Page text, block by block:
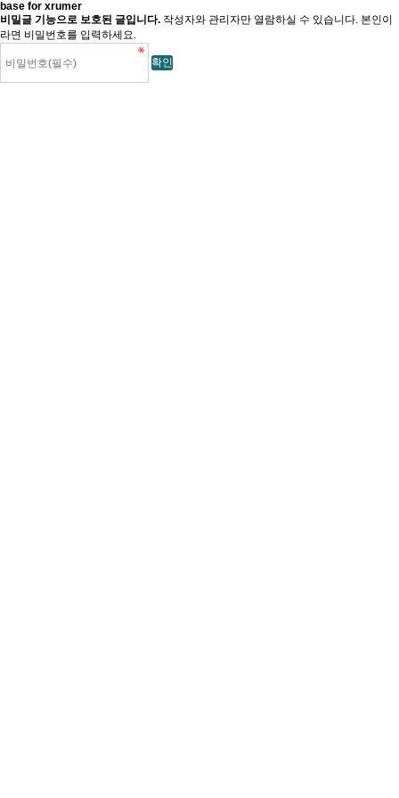
base for xrumer
비밀글 기능으로 보호된 글입니다. 작성자와 관리자만 열람하실 수 있습니다. 본인이
라면 비밀번호를 입력하세요.